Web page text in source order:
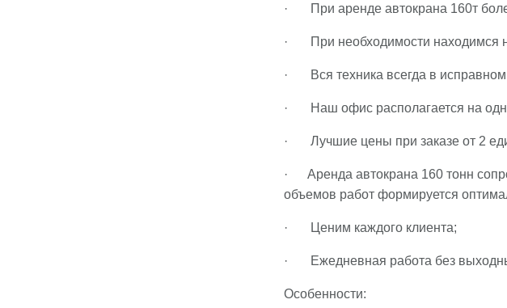
· При аренде автокрана 160т
· При необходимости находимся
· Вся техника всегда в исправном
· Наш офис располагается на
· Лучшие цены при заказе от 2
· Аренда автокрана 160 тонн
объемов работ формируется
· Ценим каждого клиента;
· Ежедневная работа без
Особенности: